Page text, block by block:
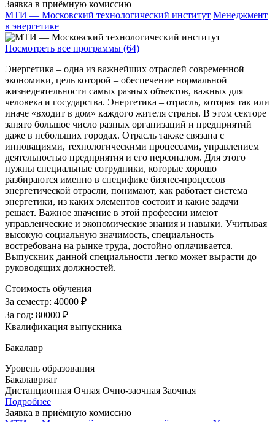
Заявка в приёмную комиссию
МТИ — Московский технологический институт Менеджмент
в энергетике
Посмотреть все программы (64)
Энергетика – одна из важнейших отраслей современной
экономики, цель которой – обеспечение нормальной
жизнедеятельности самых разных объектов, важных для
человека и государства. Энергетика – отрасль, которая так или
иначе «входит в дом» каждого жителя страны. В этом секторе
занято большое число разных организаций и предприятий
даже в небольших городах. Отрасль также связана с
инновациями, технологическими процессами, управлением
деятельностью предприятия и его персоналом. Для этого
нужны специальные сотрудники, которые хорошо
разбираются именно в специфике бизнес-процессов
энергетической отрасли, понимают, как работает система
энергетики, из каких элементов состоит и какие задачи
решает. Важное значение в этой профессии имеют
управленческие и экономические знания и навыки. Учитывая
высокую социальную значимость, специальность
востребована на рынке труда, достойно оплачивается.
Выпускник данной специальности легко может вырасти до
руководящих должностей.
Стоимость обучения
За семестр: 40000 ₽
За год: 80000 ₽
Квалификация выпускника
Бакалавр
Уровень образования
Бакалавриат
Дистанционная Очная Очно-заочная Заочная
Подробнее
Заявка в приёмную комиссию